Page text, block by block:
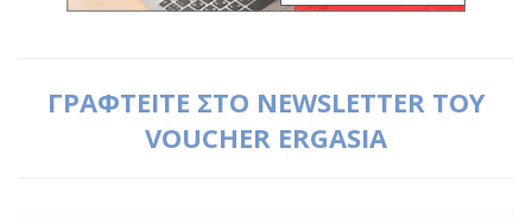
ΓΡΑΦΤΕΙΤΕ ΣΤΟ NEWSLETTER ΤΟΥ
VOUCHER ERGASIA